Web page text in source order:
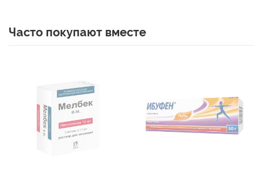
Часто покупают вместе